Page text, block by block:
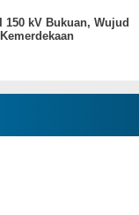
150 kV Bukuan, Wujud